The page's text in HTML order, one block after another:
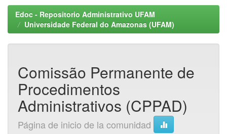
Edoc - Repositorio Administrativo UFAM
Universidade Federal do Amazonas (UFAM)
Comissão Permanente de
Procedimentos
Administrativos (CPPAD)
Página de inicio de la comunidad